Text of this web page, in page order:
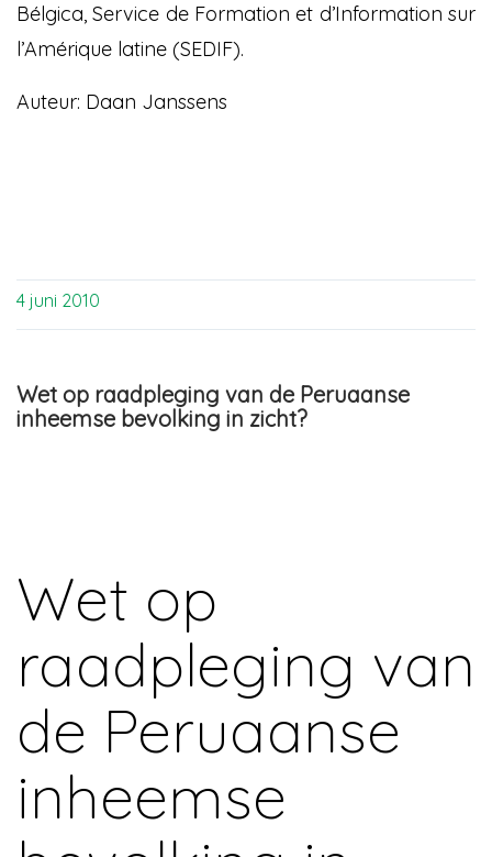
Bélgica, Service de Formation et d’Information sur
l’Amérique latine (SEDIF).
Auteur: Daan Janssens
4 juni 2010
Wet op raadpleging van de Peruaanse
inheemse bevolking in zicht?
Wet op
raadpleging van
de Peruaanse
inheemse